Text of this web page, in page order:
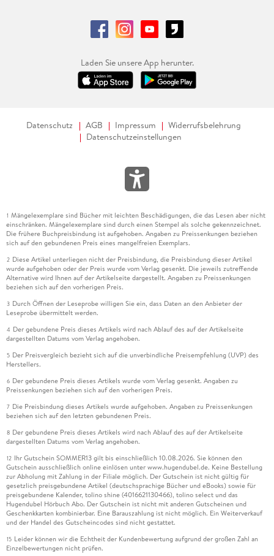
Laden Sie unsere App herunter.
Datenschutz AGB Impressum
Widerrufsbelehrung
Datenschutzeinstellungen
1 Mängelexemplare sind Bücher mit leichten Beschädigungen, die das Lesen aber nicht
einschränken. Mängelexemplare sind durch einen Stempel als solche gekennzeichnet.
Die frühere Buchpreisbindung ist aufgehoben. Angaben zu Preissenkungen beziehen
sich auf den gebundenen Preis eines mangelfreien Exemplars.
2 Diese Artikel unterliegen nicht der Preisbindung, die Preisbindung dieser Artikel
wurde aufgehoben oder der Preis wurde vom Verlag gesenkt. Die jeweils zutreffende
Alternative wird Ihnen auf der Artikelseite dargestellt. Angaben zu Preissenkungen
beziehen sich auf den vorherigen Preis.
3 Durch Öffnen der Leseprobe willigen Sie ein, dass Daten an den Anbieter der
Leseprobe übermittelt werden.
4 Der gebundene Preis dieses Artikels wird nach Ablauf des auf der Artikelseite
dargestellten Datums vom Verlag angehoben.
5 Der Preisvergleich bezieht sich auf die unverbindliche Preisempfehlung (UVP) des
Herstellers.
6 Der gebundene Preis dieses Artikels wurde vom Verlag gesenkt. Angaben zu
Preissenkungen beziehen sich auf den vorherigen Preis.
7 Die Preisbindung dieses Artikels wurde aufgehoben. Angaben zu Preissenkungen
beziehen sich auf den letzten gebundenen Preis.
8 Der gebundene Preis dieses Artikels wird nach Ablauf des auf der Artikelseite
dargestellten Datums vom Verlag angehoben.
12 Ihr Gutschein SOMMER13 gilt bis einschließlich 10.08.2026. Sie können den
Gutschein ausschließlich online einlösen unter www.hugendubel.de. Keine Bestellung
zur Abholung mit Zahlung in der Filiale möglich. Der Gutschein ist nicht gültig für
gesetzlich preisgebundene Artikel (deutschsprachige Bücher und eBooks) sowie für
preisgebundene Kalender, tolino shine (4016621130466), tolino select und das
Hugendubel Hörbuch Abo. Der Gutschein ist nicht mit anderen Gutscheinen und
Geschenkkarten kombinierbar. Eine Barauszahlung ist nicht möglich. Ein Weiterverkauf
und der Handel des Gutscheincodes sind nicht gestattet.
15 Leider können wir die Echtheit der Kundenbewertung aufgrund der großen Zahl an
Einzelbewertungen nicht prüfen.